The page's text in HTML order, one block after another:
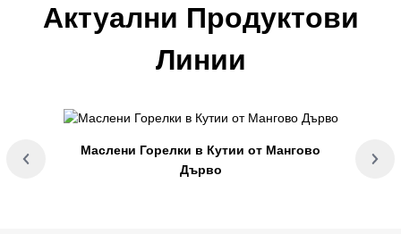
Актуални Продуктови
Линии
Маслени Горелки в Кутии от Мангово
Дърво